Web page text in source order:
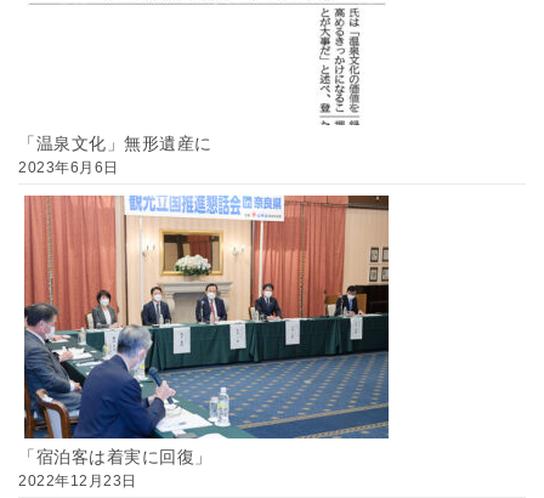
「温泉文化」無形遺産に
2023年6月6日
「宿泊客は着実に回復」
2022年12月23日